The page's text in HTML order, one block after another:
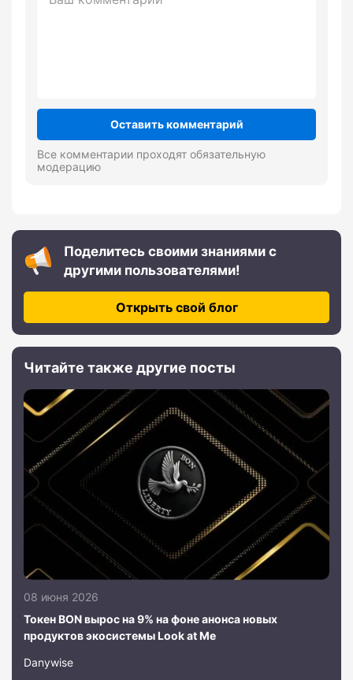
Оставить комментарий
Все комментарии проходят обязательную
модерацию
Поделитесь своими знаниями с
другими пользователями!
Открыть свой блог
Читайте также другие посты
08 июня 2026
Токен BON вырос на 9% на фоне анонса новых
продуктов экосистемы Look at Me
Danywise